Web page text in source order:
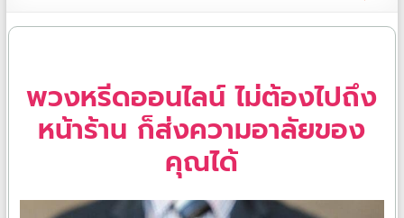
พวงหรีดออนไลน์ ไม่ต้องไปถึง
หน้าร้าน ก็ส่งความอาลัยของ
คุณได้